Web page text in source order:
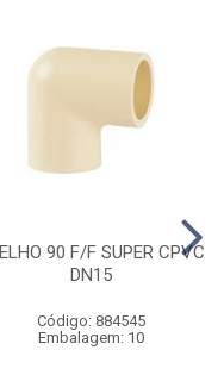
90 F/F SUPER CPVC
DN15
Código: 884545
Embalagem: 10